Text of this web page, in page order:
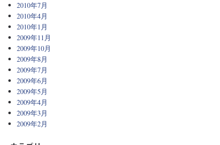
2010年7月
2010年4月
2010年1月
2009年11月
2009年10月
2009年8月
2009年7月
2009年6月
2009年5月
2009年4月
2009年3月
2009年2月